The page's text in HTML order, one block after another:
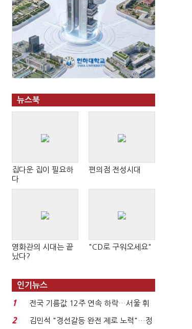
뉴스북
집다운 집이 필요하
다
편의점 전성시대
영화관의 시대는 끝
났다?
"CD로 구워오세요"
인기뉴스
1
전국 기름값 12주 연속 하락…서울 휘
발윳값 1909원...
2
김민석 "경선갈등 완전 제로 노력"…정